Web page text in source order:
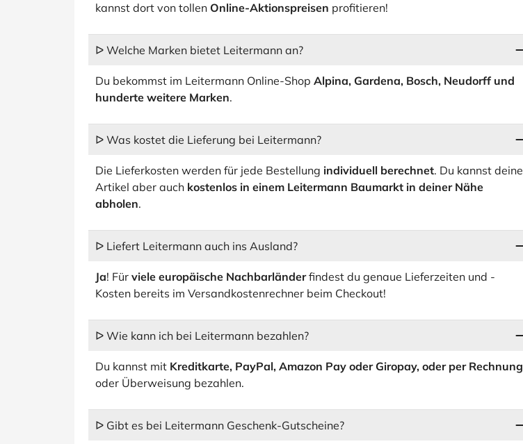
kannst dort von tollen Online-Aktionspreisen profitieren!
ᐅ Welche Marken bietet Leitermann an?
Du bekommst im Leitermann Online-Shop Alpina, Gardena, Bosch, Neudorff und
hunderte weitere Marken.
ᐅ Was kostet die Lieferung bei Leitermann?
Die Lieferkosten werden für jede Bestellung individuell berechnet. Du kannst deine
Artikel aber auch kostenlos in einem Leitermann Baumarkt in deiner Nähe
abholen.
ᐅ Liefert Leitermann auch ins Ausland?
Ja! Für viele europäische Nachbarländerfindest du genaue Lieferzeiten und -
Kosten bereits im Versandkostenrechner beim Checkout!
ᐅ Wie kann ich bei Leitermann bezahlen?
Du kannst mit Kreditkarte, PayPal, Amazon Pay oder Giropay, oder per Rechnung
oder Überweisung bezahlen.
ᐅ Gibt es bei Leitermann Geschenk-Gutscheine?